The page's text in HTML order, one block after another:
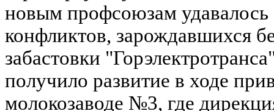
новым профсоюзам удавалось
конфликтов, зарождавшихся
забастовки
получило развитие в ходе
молокозаводе №3, где